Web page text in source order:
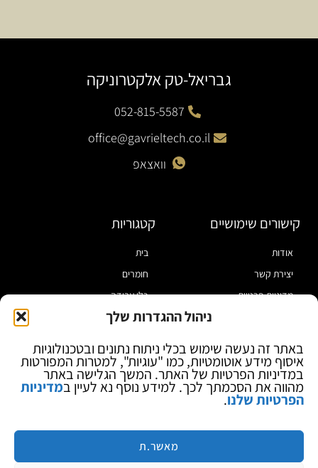
ניהול ההגדרות שלך
באתר זה נעשה שימוש בכלי ניתוח נתונים ובטכנולוגיות
איסוף מידע אוטומטיות, כמו "עוגיות", למטרות המפורטות
במדיניות הפרטיות של האתר. המשך הגלישה באתר
מהווה את הסכמתך לכך. למידע נוסף נא לעיין במדיניות
הפרטיות שלנו.
מאשר.ת
גבריאל-טק אלקטרוניקה
052-815-5587
office@gavrieltech.co.il
וואצאפ
קישורים שימושיים
אודות
יצירת קשר
מדיניות פרטיות
בלוג
קטגוריות
בית
חומרים
כלי עבודה
מוצרי הלחמה
ספקי כח ומודדים
ציוד אופטי להגדלה
מותגים